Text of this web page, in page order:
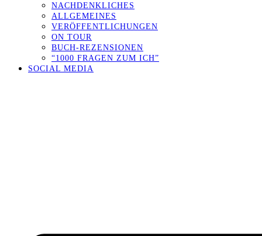
NACHDENKLICHES
ALLGEMEINES
VERÖFFENTLICHUNGEN
ON TOUR
BUCH-REZENSIONEN
“1000 FRAGEN ZUM ICH”
SOCIAL MEDIA